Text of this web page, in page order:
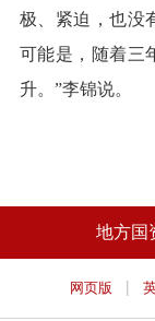
极、紧迫，也没
可能是，随着三
升。”李锦说。
地方国
网页版 |